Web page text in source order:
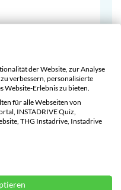
der Website, zur Analyse
verbessern, personalisierte
Website-Erlebnis zu bieten.
für alle Webseiten von
INSTADRIVE Quiz,
THG Instadrive, Instadrive